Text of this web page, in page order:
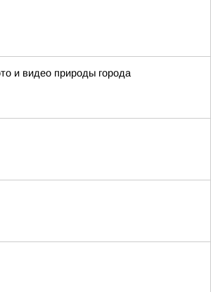
и видео природы города